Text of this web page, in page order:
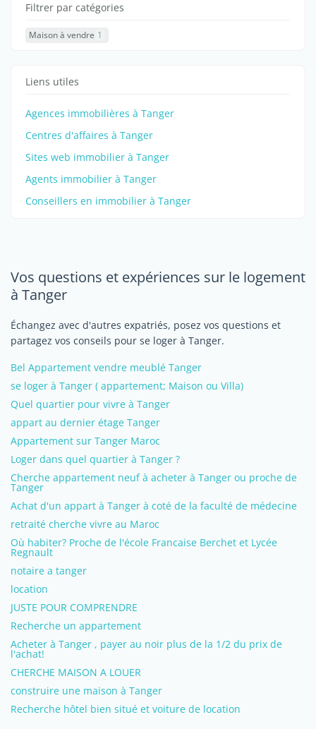
Filtrer par catégories
Maison à vendre 1
Liens utiles
Agences immobilières à Tanger
Centres d'affaires à Tanger
Sites web immobilier à Tanger
Agents immobilier à Tanger
Conseillers en immobilier à Tanger
Vos questions et expériences sur le logement
à Tanger
Échangez avec d'autres expatriés, posez vos questions et
partagez vos conseils pour se loger à Tanger.
Bel Appartement vendre meublé Tanger
se loger à Tanger ( appartement; Maison ou Villa)
Quel quartier pour vivre à Tanger
appart au dernier étage Tanger
Appartement sur Tanger Maroc
Loger dans quel quartier à Tanger ?
Cherche appartement neuf à acheter à Tanger ou proche de
Tanger
Achat d'un appart à Tanger à coté de la faculté de médecine
retraité cherche vivre au Maroc
Où habiter? Proche de l'école Francaise Berchet et Lycée
Regnault
notaire a tanger
location
JUSTE POUR COMPRENDRE
Recherche un appartement
Acheter à Tanger , payer au noir plus de la 1/2 du prix de
l'achat!
CHERCHE MAISON A LOUER
construire une maison à Tanger
Recherche hôtel bien situé et voiture de location